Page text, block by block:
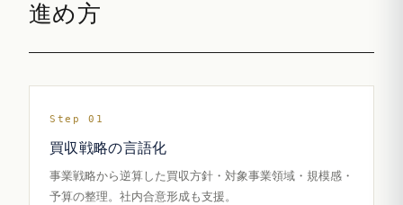
進め方
Step 01
買収戦略の言語化
事業戦略から逆算した買収方針・対象事業領域・規模感・
予算の整理。社内合意形成も支援。